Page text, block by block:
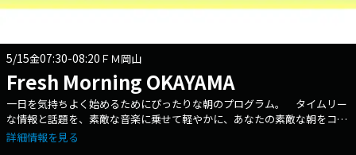
5/15金07:30-08:20 ＦＭ岡山
Fresh Morning OKAYAMA
一日を気持ちよく始めるためにぴったりな朝のプログラム。 タイムリー
な情報と話題を、素敵な音楽に乗せて軽やかに、あなたの素敵な朝をコー
ディネートします。 ▽07:50〜 【 Traffic Report 】 日本道路交通情
詳細情報を見る